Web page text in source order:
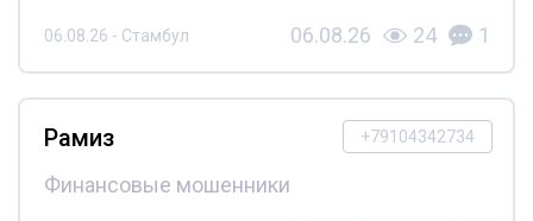
06.08.26 - Стамбул 06.08.26 24 1
+79104342734
Рамиз
Финансовые мошенники